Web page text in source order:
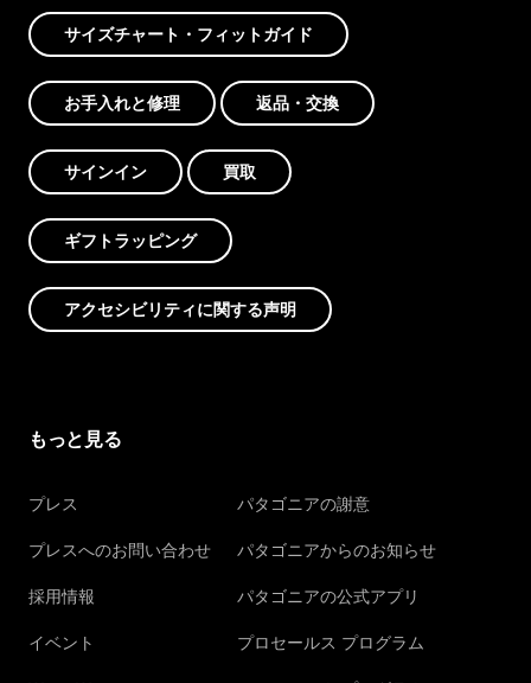
サイズチャート・フィットガイド
お手入れと修理 返品・交換
サインイン 買取
ギフトラッピング
アクセシビリティに関する声明
もっと見る
プレス
プレスへのお問い合わせ
採用情報
イベント
パタゴニアの謝意
パタゴニアからのお知らせ
パタゴニアの公式アプリ
プロセールス プログラム